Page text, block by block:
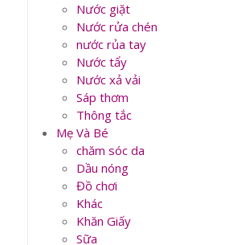
Nước giặt
Nước rửa chén
nước rủa tay
Nước tẩy
Nước xả vải
Sáp thơm
Thông tắc
Mẹ Và Bé
chăm sóc da
Dầu nóng
Đồ chơi
Khác
Khăn Giấy
Sữa